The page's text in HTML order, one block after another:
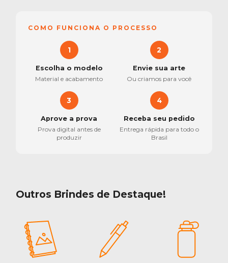
COMO FUNCIONA O PROCESSO
1
Escolha o modelo
Material e acabamento
2
Envie sua arte
Ou criamos para você
3
Aprove a prova
Prova digital antes de
produzir
4
Receba seu pedido
Entrega rápida para todo o
Brasil
Outros Brindes de Destaque!